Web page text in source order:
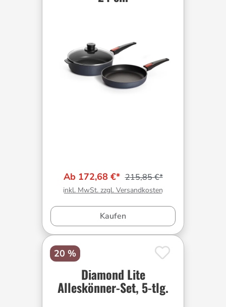
Ab 172,68 €* 215,85 €*
inkl. MwSt. zzgl. Versandkosten
Kaufen
20 %
Diamond Lite
Alleskönner-Set, 5-tlg.